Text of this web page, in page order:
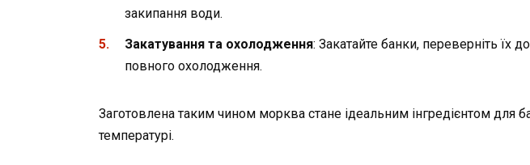
закипання води.
Закатування та охолодження: Закатайте банки, переверніть їх
повного охолодження.
Заготовлена таким чином морква стане ідеальним інгредієнтом для
температурі.